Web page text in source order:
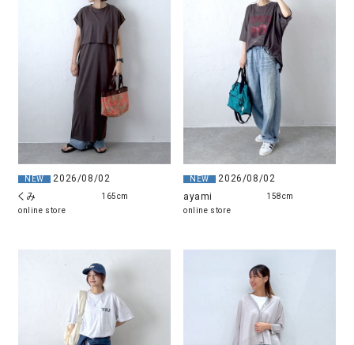
NEW
2026/08/02
くみ
online store
165cm
NEW
2026/08/02
ayami
online store
158cm